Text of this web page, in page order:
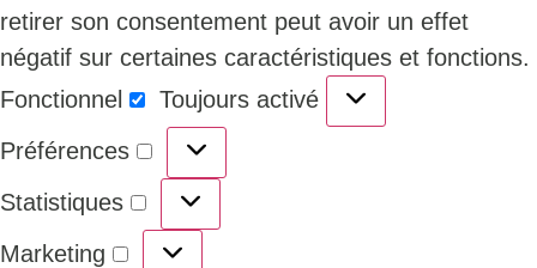
retirer son consentement peut avoir un effet
négatif sur certaines caractéristiques et fonctions.
Fonctionnel
Toujours activé
Préférences
Statistiques
Marketing